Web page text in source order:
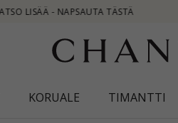
KORUALE TIMANTTI